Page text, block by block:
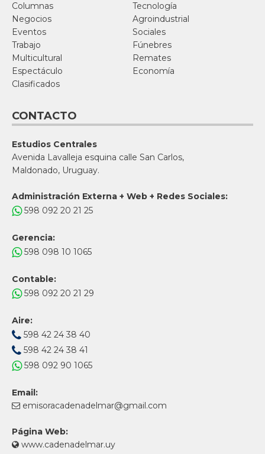
Columnas
Tecnología
Negocios
Agroindustrial
Eventos
Sociales
Trabajo
Fúnebres
Multicultural
Remates
Espectáculo
Economía
Clasificados
CONTACTO
Estudios Centrales
Avenida Lavalleja esquina calle San Carlos,
Maldonado, Uruguay.
Administración Externa + Web + Redes Sociales:
598 092 20 21 25
Gerencia:
598 098 10 1065
Contable:
598 092 20 21 29
Aire:
598 42 24 38 40
598 42 24 38 41
598 092 90 1065
Email:
emisoracadenadelmar@gmail.com
Página Web:
www.cadenadelmar.uy